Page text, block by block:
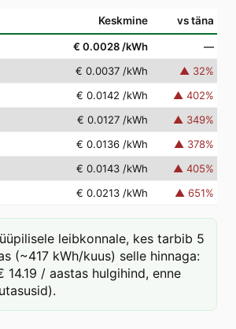
Keskmine vs täna
€ 0.0028 /kWh
—
€ 0.0037 /kWh ▲ 32%
€ 0.0142 /kWh ▲ 402%
€ 0.0127 /kWh ▲ 349%
€ 0.0136 /kWh ▲ 378%
€ 0.0143 /kWh ▲ 405%
€ 0.0213 /kWh ▲ 651%
leibkonnale, kes tarbib 5
(~417 kWh/kuus) selle hinnaga:
14.19 / aastas hulgihind, enne